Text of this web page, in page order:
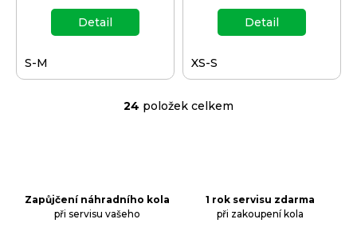
Detail
S-M
Detail
XS-S
O
24 položek celkem
Zapůjčení náhradního kola
při servisu vašeho
1 rok servisu zdarma
při zakoupení kola